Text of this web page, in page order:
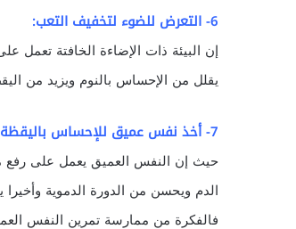
6- التعرض للضوء لتخفيف التعب:
إن البيئة ذات الإضاءة الخافتة
يقلل من الإحساس بالنوم ويزيد من
7- أخذ نفس عميق للإحساس باليقظة:
حيث إن النفس العميق يعمل على
الدم ويحسن من الدورة الدموية
فالفكرة من ممارسة تمرين النفس